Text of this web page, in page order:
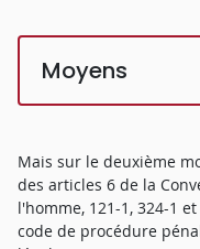
Moyens
Mais sur le deuxième
des articles 6 de la
l'homme, 121-1, 324-1
code de procédure